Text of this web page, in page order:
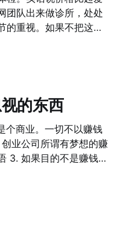
和汽车，提高城市的通
们一定能产生很大的价
难以自负盈亏？作为
营收也只是比成本更
难自负盈亏的行业，
么有这个信心？ 当
团队出来做诊所，处处
的重视。如果不把这些
式和响应速度。对于
安利之后，也算心里有
的优点就不赘述。下
超用的接触
的空调出
一定有遮挡装置防止风
所的发
的东西
个商业。一切不以赚钱